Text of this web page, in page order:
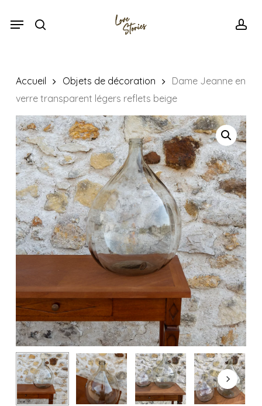
search
Menu
Accueil Objets de décoration
Dame Jeanne en
verre transparent légers reflets beige